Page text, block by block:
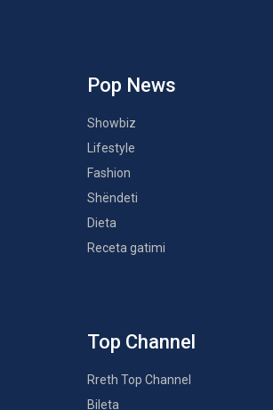
Pop News
Showbiz
Lifestyle
Fashion
Shëndeti
Dieta
Receta gatimi
Top Channel
Rreth Top Channel
Bileta